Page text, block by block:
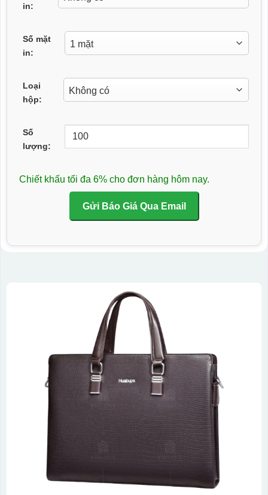
in:
Số mặt
in:
Loại
hộp:
Số
lượng:
Chiết khấu tối đa 6% cho đơn hàng hôm nay.
Gửi Báo Giá Qua Email